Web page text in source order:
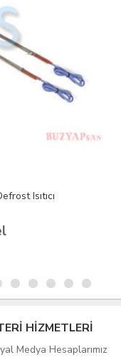
Isıtıcı
HİZMETLERİ
Medya Hesaplarımız